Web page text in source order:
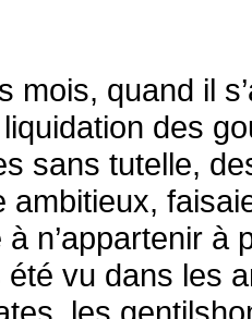
mois, quand il
des
sans tutelle,
ambitieux,
n’appartenir
été vu dans les